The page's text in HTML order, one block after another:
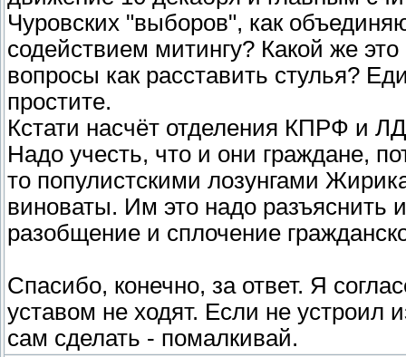
Чуровских "выборов", как
содействием митингу? Какой же
вопросы как расставить стулья?
простите.
Кстати насчёт отделения КПРФ и
Надо учесть, что и они граждане,
то популистскими лозунгами
виноваты. Им это надо разъяснить
разобщение и сплочение
Спасибо, конечно, за ответ. Я
уставом не ходят. Если не
сам сделать - помалкивай.